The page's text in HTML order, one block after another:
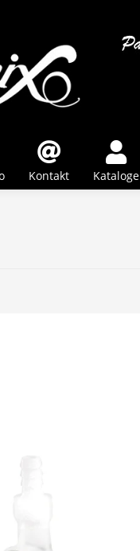
Kontakt Kataloge